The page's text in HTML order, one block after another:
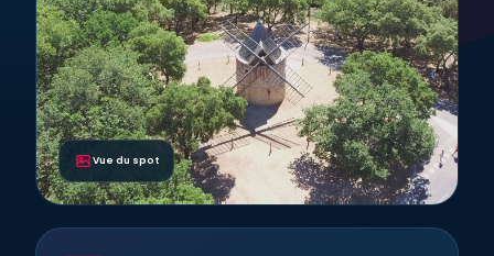
Vue du spot